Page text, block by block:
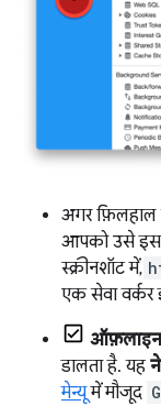
अगर फ़िलहाल
आपको उसे इस
स्क्रीनशॉट में,
एक सेवा वर्कर
ऑफ़लाइन
डालता है. यह
मेन्यूमें मौजूद